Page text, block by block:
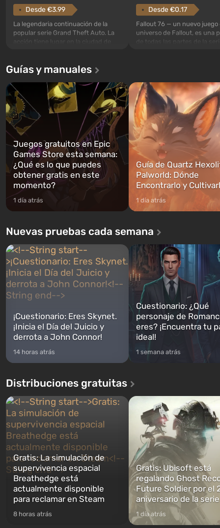
Desde €3.99
La legendaria continuación de la
popular serie Grand Theft Auto. La
acción tiene lugar en la ciudad de
primera vez, el juego contará la
historia de tres personajes: Michael,
Trevor y Franklin, entre los cuales
podrás cambi...
Desde €0.17
Fallout 76 — un nuevo juego
universo de Fallout, es una
de todas las partes de la
abrirse primero después de
caigan las bombas n...
Guías y manuales
Juegos gratuitos en Epic
Games Store esta semana:
¿Qué es lo que puedes
obtener gratis en este
momento?
1 día atrás
Guía de Quartz
Palworld: Dónde
Encontrarlo y
1 día atrás
Nuevas pruebas cada semana
¡Cuestionario: Eres Skynet.
¡Inicia el Día del Juicio y
derrota a John Connor!
14 horas atrás
Cuestionario: ¿Qué
personaje de
eres? ¡Encuentra tu
ideal!
1 semana atrás
Distribuciones gratuitas
Gratis: La simulación de
supervivencia espacial
Breathedge está
actualmente disponible
para reclamar en Steam
8 horas atrás
Gratis: Ubisoft está
regalando Ghost
Future Soldier por el
aniversario de la serie
1 día atrás